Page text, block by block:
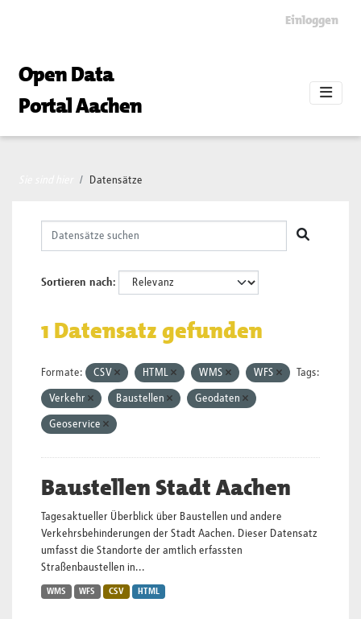
Einloggen
Open Data
Portal Aachen
Datensätze
Sortieren nach
1 Datensatz gefunden
Formate: CSV HTML WMS WFS Tags:
Verkehr Baustellen Geodaten
Geoservice
Baustellen Stadt Aachen
Tagesaktueller Überblick über Baustellen und andere
Verkehrsbehinderungen der Stadt Aachen. Dieser Datensatz
umfasst die Standorte der amtlich erfassten
Straßenbaustellen in...
WMS WFS CSV HTML